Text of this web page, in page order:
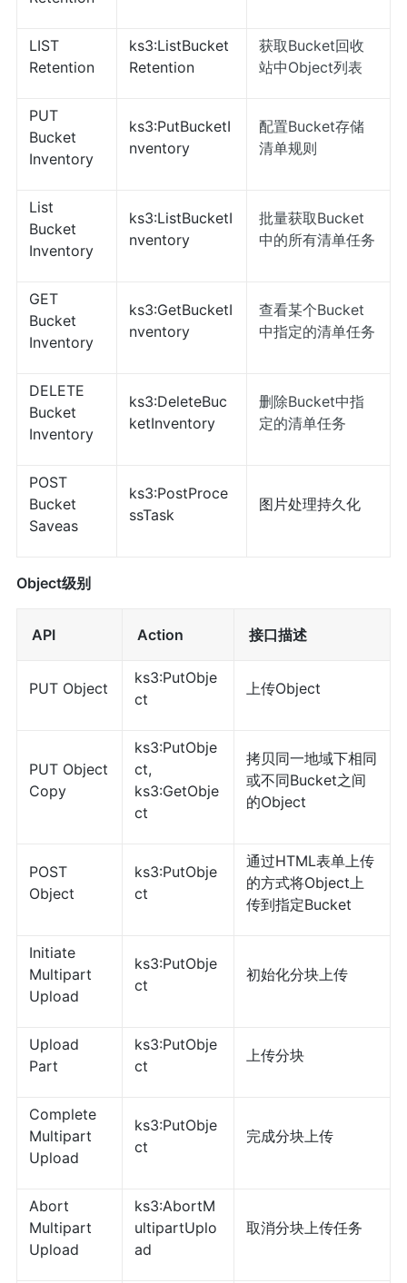
LIST
Retention
ks3:ListBucket
Retention
获取Bucket回收
站中Object列表
PUT
Bucket
Inventory
ks3:PutBucketI
nventory
配置Bucket存储
清单规则
List
Bucket
Inventory
ks3:ListBucketI
nventory
批量获取Bucket
中的所有清单任务
GET
Bucket
Inventory
ks3:GetBucketI
nventory
查看某个Bucket
中指定的清单任务
DELETE
Bucket
Inventory
ks3:DeleteBuc
ketInventory
删除Bucket中指
定的清单任务
POST
Bucket
Saveas
ks3:PostProce
ssTask
图片处理持久化
Object级别
API Action 接口描述
PUT Object
ks3:PutObje
ct
上传Object
PUT Object
Copy
ks3:PutObje
ct,
ks3:GetObje
ct
拷贝同一地域下相同
或不同Bucket之间
的Object
POST
Object
ks3:PutObje
ct
通过HTML表单上传
的方式将Object上
传到指定Bucket
Initiate
Multipart
Upload
ks3:PutObje
ct
初始化分块上传
Upload
Part
ks3:PutObje
ct
上传分块
Complete
Multipart
Upload
ks3:PutObje
ct
完成分块上传
Abort
Multipart
Upload
ks3:AbortM
ultipartUplo
ad
取消分块上传任务